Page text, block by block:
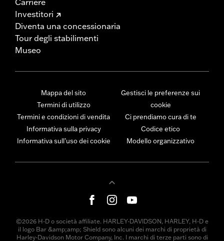
Investitori
Diventa una concessionaria
Tour degli stabilimenti
Museo
Mappa del sito
Termini di utilizzo
Termini e condizioni di vendita
Informativa sulla privacy
Informativa sull’uso dei cookie
Gestisci le preferenze sui
cookie
Ci prendiamo cura di te
Codice etico
Modello organizzativo
©2026 H-D o società affiliate. HARLEY-DAVIDSON, HARLEY, H-D e
il logo Bar &amp;amp; Shield sono alcuni dei marchi di proprietà di
Harley-Davidson Motor Company, Inc. I marchi di terze parti sono di